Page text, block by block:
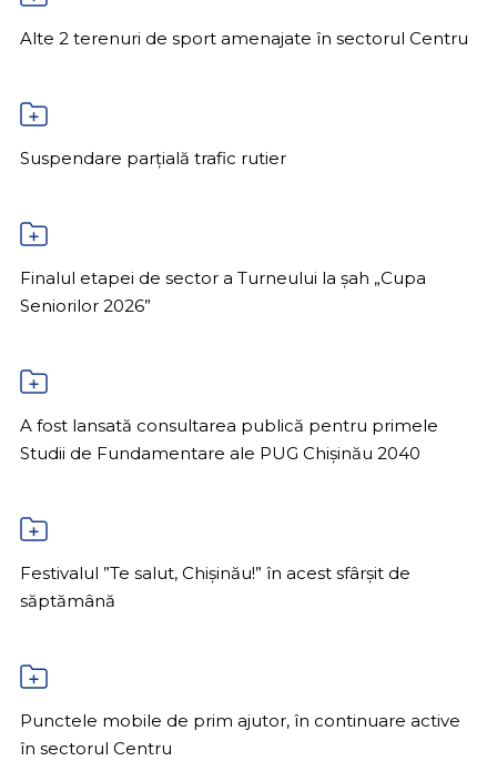
Alte 2 terenuri de sport amenajate în sectorul Centru
Suspendare parțială trafic rutier
Finalul etapei de sector a Turneului la șah „Cupa
Seniorilor 2026”
A fost lansată consultarea publică pentru primele
Studii de Fundamentare ale PUG Chișinău 2040
Festivalul ”Te salut, Chișinău!” în acest sfârșit de
săptămână
Punctele mobile de prim ajutor, în continuare active
în sectorul Centru